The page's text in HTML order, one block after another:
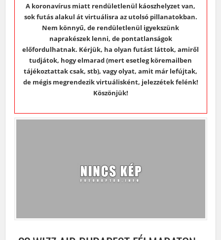
A koronavírus miatt rendületlenül káoszhelyzet van,
sok futás alakul át virtuálisra az utolsó pillanatokban.
Nem könnyű, de rendületlenül igyekszünk
naprakészek lenni, de pontatlanságok
előfordulhatnak. Kérjük, ha olyan futást láttok, amiről
tudjátok, hogy elmarad (mert esetleg köremailben
tájékoztattak csak, stb), vagy olyat, amit már lefújtak,
de mégis megrendezik virtuálisként, jelezzétek felénk!
Köszönjük!